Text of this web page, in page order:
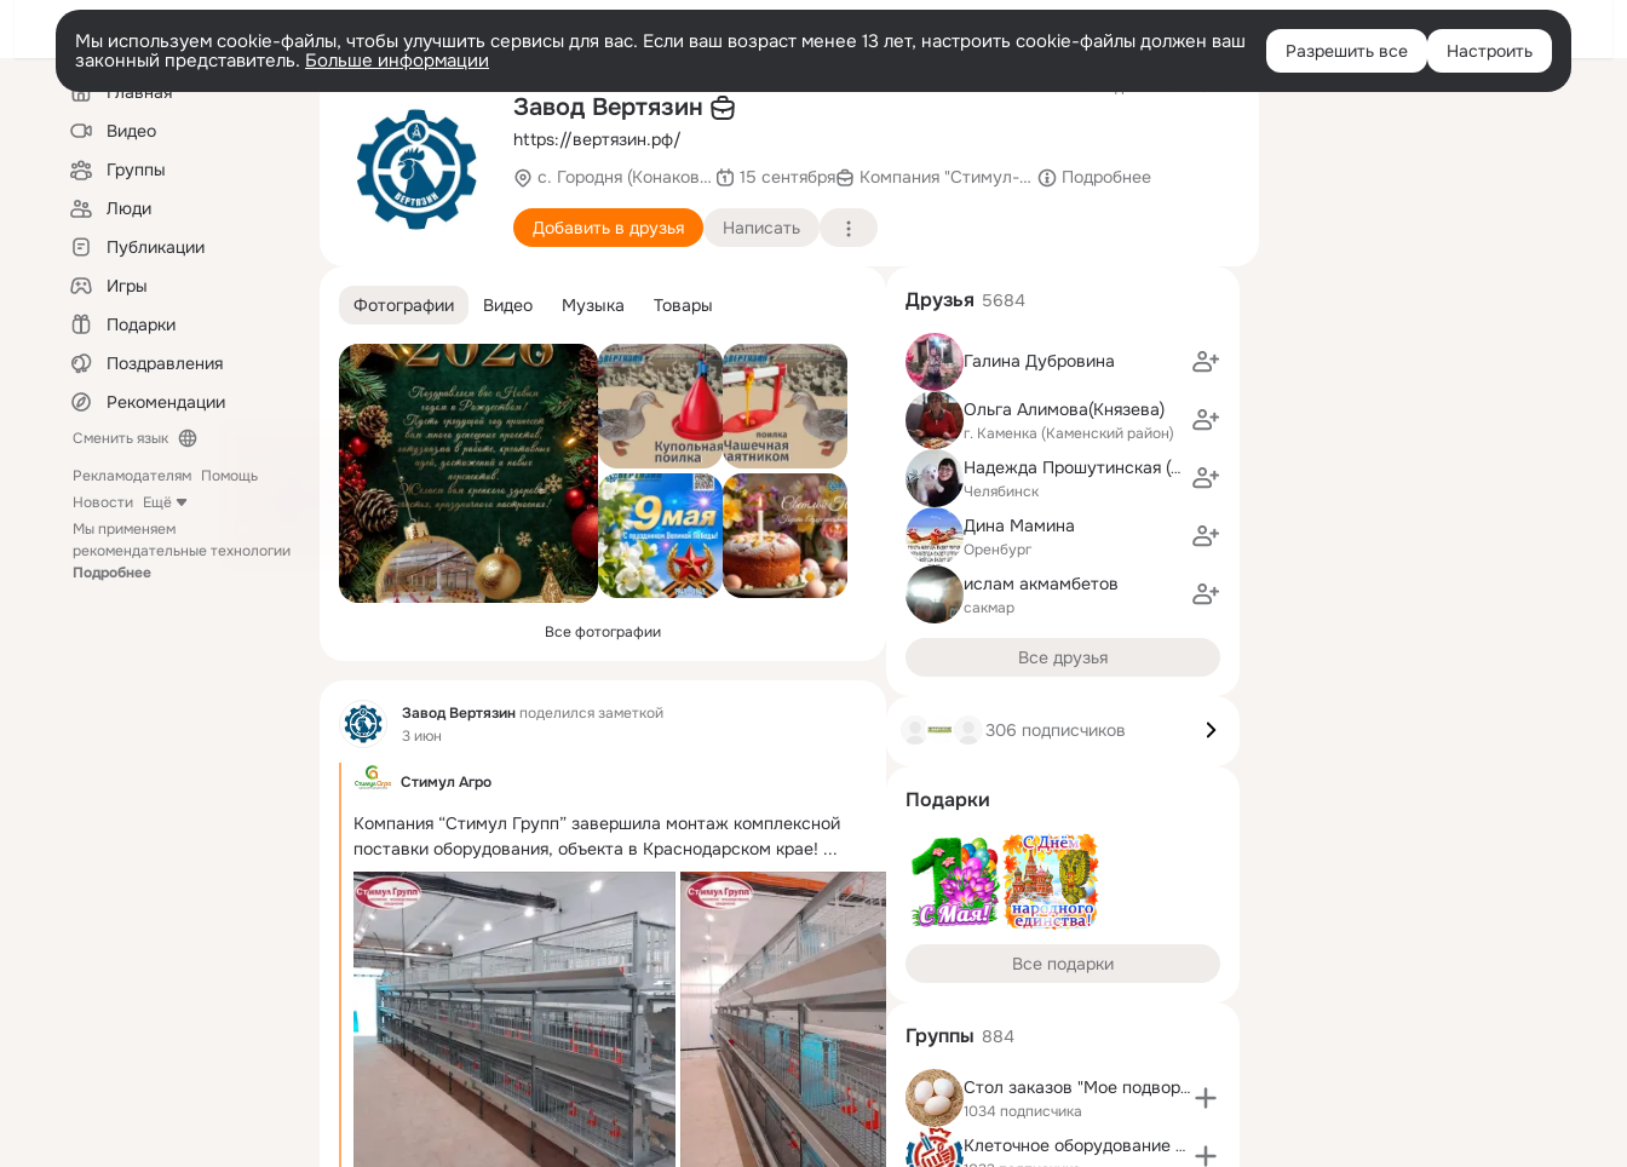
Войти
Мы используем cookie-файлы, чтобы улучшить сервисы для вас. Если ваш возраст менее 13 лет, настроить cookie-файлы должен ваш
законный представитель. Больше информации Разрешить все Настроить
Левая
колонкаГлавная
Видео
Группы
Люди
Публикации
Игры
Подарки
Поздравления
Рекомендации
Сменить язык
Рекламодателям Помощь
Новости Ещё
Мы применяем
рекомендательные технологии
Подробнее
Завод Вертязин
https://вертязин.рф/
с. Городня (Конаковский район)
15 сентября Компания "Стимул-Инк" Подробнее
Добавить в друзья Написать
Фотографии Видео Музыка Товары
Все фотографии
Фид Завод Вертязинподелился заметкой
3 июн
Стимул Агро
Компания “Стимул Групп” завершила монтаж комплексной
поставки оборудования, объекта в Краснодарском крае! ...
Друзья 5684
Галина Дубровина
Ольга Алимова(Князева)
г. Каменка (Каменский район)
Надежда Прошутинская (Назарова)
Челябинск
Дина Мамина
Оренбург
ислам акмамбетов
сакмар
Все друзья
306 подписчиков
Подарки
Все подарки
Группы 884
Стол заказов "Мое подворье"
1034 подписчика
Клеточное оборудование для птицы